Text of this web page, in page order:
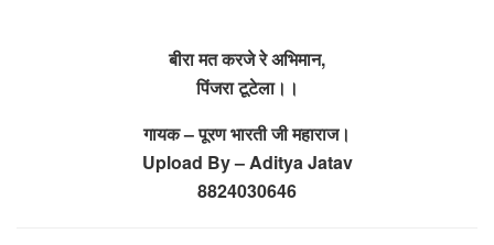
बीरा मत करजे रे अभिमान,
पिंजरा टूटेला।।
गायक – पूरण भारती जी महाराज।
Upload By – Aditya Jatav
8824030646